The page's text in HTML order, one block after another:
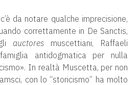
da notare qualche imprecisione,
correttamente in De Sanctis,
auctores muscettiani, Raffaeli
antidogmatica per nulla
In realtà Muscetta, per non
con lo “storicismo” ha molto